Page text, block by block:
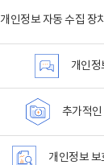
개인정보 자동 수집 장
개인정
추가적인
개인정보 보